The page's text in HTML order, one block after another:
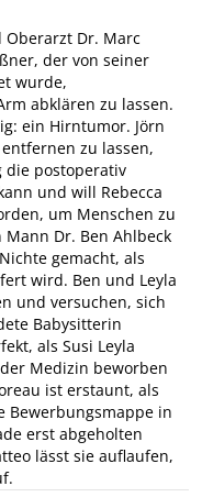
Oberarzt Dr. Marc
der von seiner
wurde,
abklären zu lassen.
ein Hirntumor. Jörn
zu lassen,
die postoperativ
und will Rebecca
um Menschen zu
Dr. Ben Ahlbeck
gemacht, als
wird. Ben und Leyla
und versuchen, sich
Babysitterin
als Susi Leyla
Medizin beworben
ist erstaunt, als
Bewerbungsmappe in
erst abgeholten
lässt sie auflaufen,